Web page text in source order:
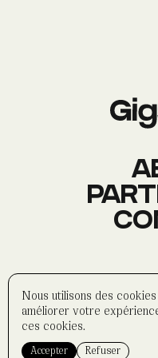
À PROPOS
CONTACT
Nous utilisons des
améliorer votre
ces cookies.
Accepter Refuser